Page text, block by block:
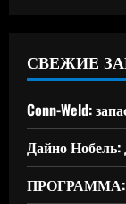
СВЕЖИЕ
Conn-Weld:
Дайно
ПРОГРАММА: